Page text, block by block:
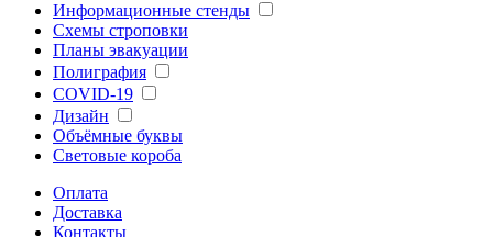
Информационные стенды
Схемы строповки
Планы эвакуации
Полиграфия
COVID-19
Дизайн
Объёмные буквы
Световые короба
Оплата
Доставка
Контакты